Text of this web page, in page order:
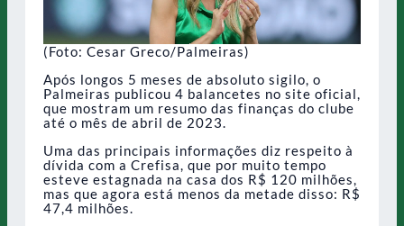
(Foto: Cesar Greco/Palmeiras)
Após longos 5 meses de absoluto sigilo, o
Palmeiras publicou 4 balancetes no site oficial,
que mostram um resumo das finanças do clube
até o mês de abril de 2023.
Uma das principais informações diz respeito à
dívida com a Crefisa, que por muito tempo
esteve estagnada na casa dos R$ 120 milhões,
mas que agora está menos da metade disso: R$
47,4 milhões.